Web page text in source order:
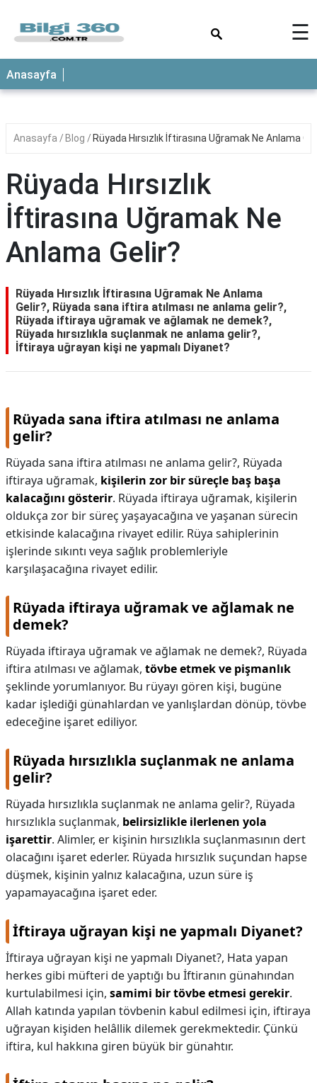
ANASAYFA
☰
Anasayfa
Anasayfa Blog Rüyada Hırsızlık İftirasına Uğramak Ne Anlama
Rüyada Hırsızlık
İftirasına Uğramak Ne
Anlama Gelir?
Rüyada Hırsızlık İftirasına Uğramak Ne Anlama
Gelir?, Rüyada sana iftira atılması ne anlama gelir?,
Rüyada iftiraya uğramak ve ağlamak ne demek?,
Rüyada hırsızlıkla suçlanmak ne anlama gelir?,
İftiraya uğrayan kişi ne yapmalı Diyanet?
Rüyada sana iftira atılması ne anlama
gelir?
Rüyada sana iftira atılması ne anlama gelir?, Rüyada
iftiraya uğramak, kişilerin zor bir süreçle baş başa
kalacağını gösterir. Rüyada iftiraya uğramak, kişilerin
oldukça zor bir süreç yaşayacağına ve yaşanan sürecin
etkisinde kalacağına rivayet edilir. Rüya sahiplerinin
işlerinde sıkıntı veya sağlık problemleriyle
karşılaşacağına rivayet edilir.
Rüyada iftiraya uğramak ve ağlamak ne
demek?
Rüyada iftiraya uğramak ve ağlamak ne demek?, Rüyada
iftira atılması ve ağlamak, tövbe etmek ve pişmanlık
şeklinde yorumlanıyor. Bu rüyayı gören kişi, bugüne
kadar işlediği günahlardan ve yanlışlardan dönüp, tövbe
edeceğine işaret ediliyor.
Rüyada hırsızlıkla suçlanmak ne anlama
gelir?
Rüyada hırsızlıkla suçlanmak ne anlama gelir?, Rüyada
hırsızlıkla suçlanmak, belirsizlikle ilerlenen yola
işarettir. Alimler, er kişinin hırsızlıkla suçlanmasının dert
olacağını işaret ederler. Rüyada hırsızlık suçundan hapse
düşmek, kişinin yalnız kalacağına, uzun süre iş
yapamayacağına işaret eder.
İftiraya uğrayan kişi ne yapmalı Diyanet?
İftiraya uğrayan kişi ne yapmalı Diyanet?, Hata yapan
herkes gibi müfteri de yaptığı bu İftiranın günahından
kurtulabilmesi için, samimi bir tövbe etmesi gerekir.
Allah katında yapılan tövbenin kabul edilmesi için, iftiraya
uğrayan kişiden helâllik dilemek gerekmektedir. Çünkü
iftira, kul hakkına giren büyük bir günahtır.